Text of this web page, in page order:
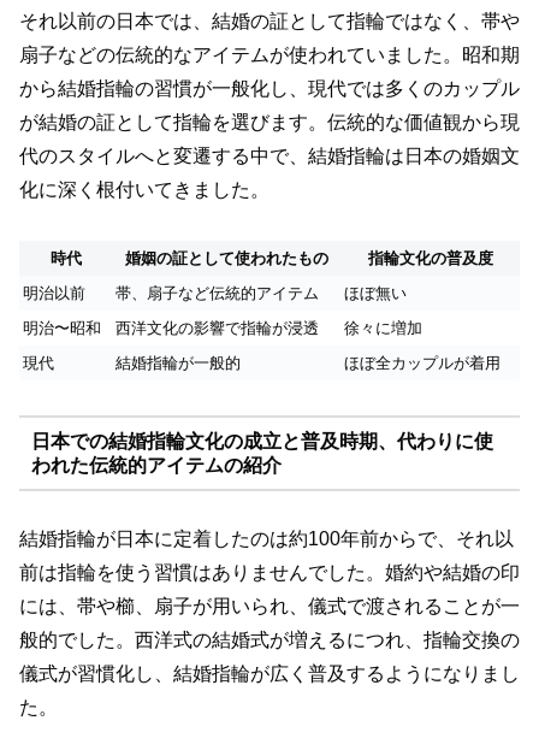
それ以前の日本では、結婚の証として指輪ではなく、帯や
扇子などの伝統的なアイテムが使われていました。昭和期
から結婚指輪の習慣が一般化し、現代では多くのカップル
が結婚の証として指輪を選びます。伝統的な価値観から現
代のスタイルへと変遷する中で、結婚指輪は日本の婚姻文
化に深く根付いてきました。
時代 婚姻の証として使われたもの
指輪文化の普及度
明治以前
帯、扇子など伝統的アイテム
ほぼ無い
明治〜昭和
西洋文化の影響で指輪が浸透
徐々に増加
現代
結婚指輪が一般的 ほぼ全カップルが着用
日本での結婚指輪文化の成立と普及時期、代わりに使
われた伝統的アイテムの紹介
結婚指輪が日本に定着したのは約100年前からで、それ以
前は指輪を使う習慣はありませんでした。婚約や結婚の印
には、帯や櫛、扇子が用いられ、儀式で渡されることが一
般的でした。西洋式の結婚式が増えるにつれ、指輪交換の
儀式が習慣化し、結婚指輪が広く普及するようになりまし
た。